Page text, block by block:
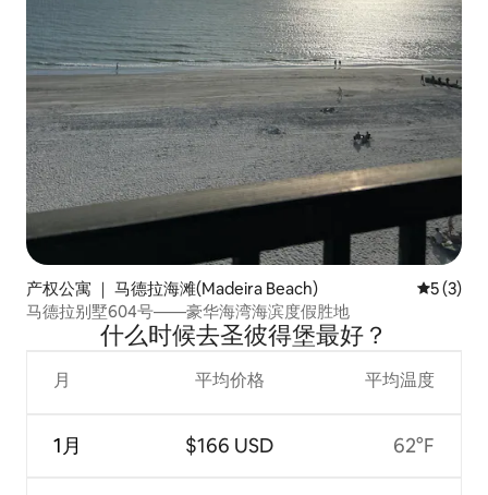
产权公寓 ｜ 马德拉海滩(Madeira Beach) 平均评分
5 (3)
马德拉别墅604号——豪华海湾海滨度假胜地
什么时候去圣彼得堡最好？
月
1月
平均价格
$166 USD
平均温度
62°F